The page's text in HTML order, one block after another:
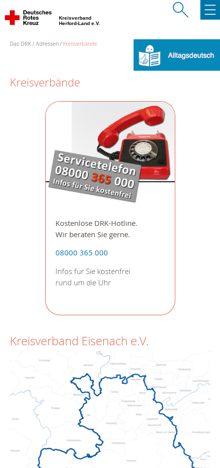
Kreisverband
Herford-Land e.V.
Das DRK Adressen Kreisverbände
Kreisverbände
Kostenlose DRK-Hotline.
Wir beraten Sie gerne.
08000 365 000
Infos für Sie kostenfrei
rund um die Uhr
Kreisverband Eisenach e.V.